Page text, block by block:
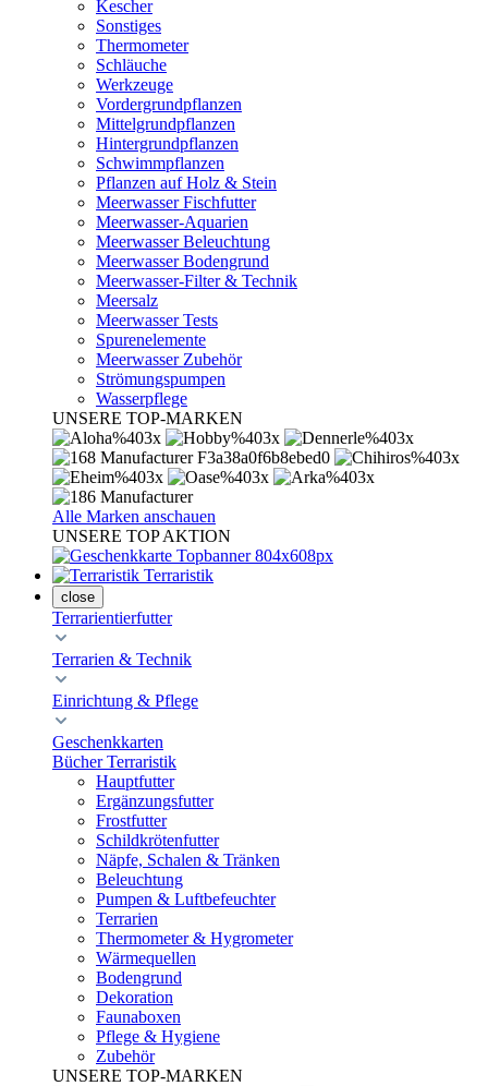
Kescher
Sonstiges
Thermometer
Schläuche
Werkzeuge
Vordergrundpflanzen
Mittelgrundpflanzen
Hintergrundpflanzen
Schwimmpflanzen
Pflanzen auf Holz & Stein
Meerwasser Fischfutter
Meerwasser-Aquarien
Meerwasser Beleuchtung
Meerwasser Bodengrund
Meerwasser-Filter & Technik
Meersalz
Meerwasser Tests
Spurenelemente
Meerwasser Zubehör
Strömungspumpen
Wasserpflege
UNSERE TOP-MARKEN
Alle Marken anschauen
UNSERE TOP AKTION
Terraristik
close
Terrarientierfutter
Terrarien & Technik
Einrichtung & Pflege
Geschenkkarten
Bücher Terraristik
Hauptfutter
Ergänzungsfutter
Frostfutter
Schildkrötenfutter
Näpfe, Schalen & Tränken
Beleuchtung
Pumpen & Luftbefeuchter
Terrarien
Thermometer & Hygrometer
Wärmequellen
Bodengrund
Dekoration
Faunaboxen
Pflege & Hygiene
Zubehör
UNSERE TOP-MARKEN